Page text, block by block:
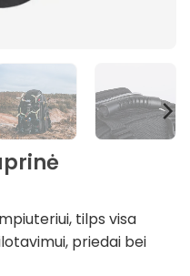
tilps visa
priedai bei